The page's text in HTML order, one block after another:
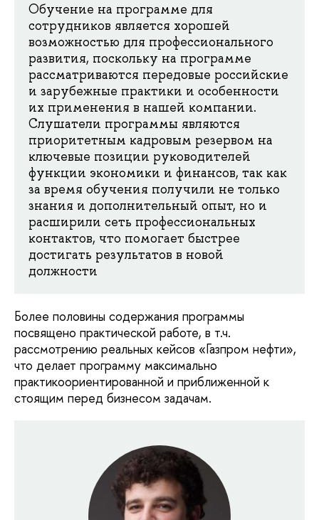
Обучение на программе для
сотрудников является хорошей
возможностью для профессионального
развития, поскольку на программе
рассматриваются передовые российские
и зарубежные практики и особенности
их применения в нашей компании.
Слушатели программы являются
приоритетным кадровым резервом на
ключевые позиции руководителей
функции экономики и финансов, так как
за время обучения получили не только
знания и дополнительный опыт, но и
расширили сеть профессиональных
контактов, что помогает быстрее
достигать результатов в новой
должности
Более половины содержания программы
посвящено практической работе, в т.ч.
рассмотрению реальных кейсов «Газпром нефти»,
что делает программу максимально
практикоориентированной и приближенной к
стоящим перед бизнесом задачам.